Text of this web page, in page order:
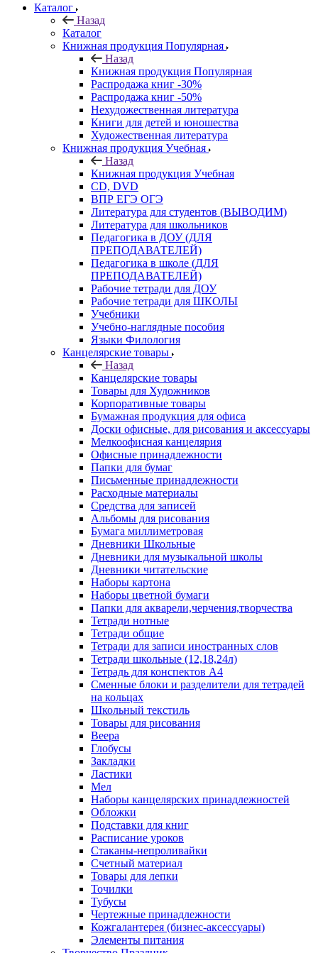
Каталог
Назад
Каталог
Книжная продукция Популярная
Назад
Книжная продукция Популярная
Распродажа книг -30%
Распродажа книг -50%
Нехудожественная литература
Книги для детей и юношества
Художественная литература
Книжная продукция Учебная
Назад
Книжная продукция Учебная
CD, DVD
ВПР ЕГЭ ОГЭ
Литература для студентов (ВЫВОДИМ)
Литература для школьников
Педагогика в ДОУ (ДЛЯ
ПРЕПОДАВАТЕЛЕЙ)
Педагогика в школе (ДЛЯ
ПРЕПОДАВАТЕЛЕЙ)
Рабочие тетради для ДОУ
Рабочие тетради для ШКОЛЫ
Учебники
Учебно-наглядные пособия
Языки Филология
Канцелярские товары
Назад
Канцелярские товары
Товары для Художников
Корпоративные товары
Бумажная продукция для офиса
Доски офисные, для рисования и аксессуары
Мелкоофисная канцелярия
Офисные принадлежности
Папки для бумаг
Письменные принадлежности
Расходные материалы
Средства для записей
Альбомы для рисования
Бумага миллиметровая
Дневники Школьные
Дневники для музыкальной школы
Дневники читательские
Наборы картона
Наборы цветной бумаги
Папки для акварели,черчения,творчества
Тетради нотные
Тетради общие
Тетради для записи иностранных слов
Тетради школьные (12,18,24л)
Тетрадь для конспектов А4
Сменные блоки и разделители для тетрадей
на кольцах
Школьный текстиль
Товары для рисования
Веера
Глобусы
Закладки
Ластики
Мел
Наборы канцелярских принадлежностей
Обложки
Подставки для книг
Расписание уроков
Стаканы-непроливайки
Счетный материал
Товары для лепки
Точилки
Тубусы
Чертежные принадлежности
Кожгалантерея (бизнес-аксессуары)
Элементы питания